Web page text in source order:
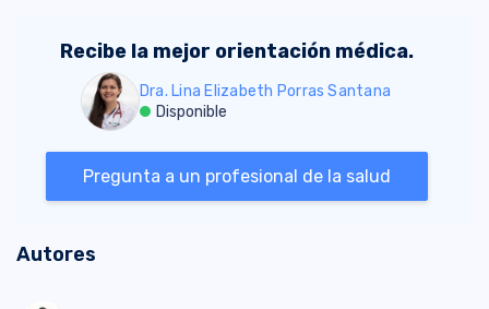
Recibe la mejor orientación médica.
Dra. Lina Elizabeth Porras Santana
Disponible
Pregunta a un profesional de la salud
Autores